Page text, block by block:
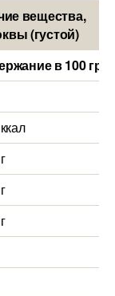
вещества,
(густой)
в 100